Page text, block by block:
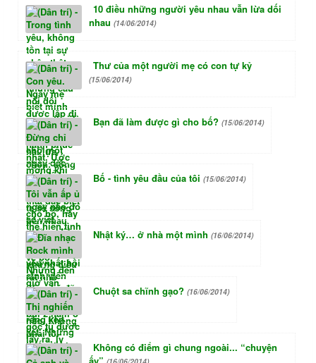
10 điều những người yêu nhau vẫn lừa dối
nhau (14/06/2014)
Thư của một người mẹ có con tự kỷ
(15/06/2014)
Bạn đã làm được gì cho bố? (15/06/2014)
Bố - tình yêu đầu của tôi (15/06/2014)
Nhật ký… ở nhà một mình (16/06/2014)
Chuột sa chĩnh gạo? (16/06/2014)
Không có điểm gì chung ngoài... “chuyện